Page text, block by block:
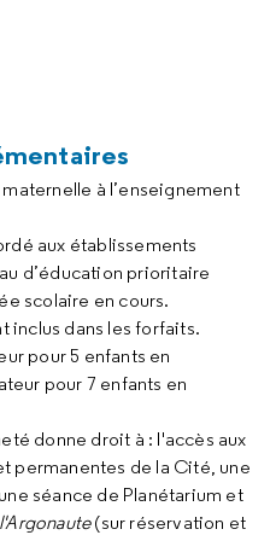
à l’enseignement
aux établissements
d’éducation prioritaire
scolaire en cours.
inclus dans les forfaits.
pour 5 enfants en
pour 7 enfants en
donne droit à : l'accès aux
permanentes de la Cité, une
séance de Planétarium et
l'Argonaute(sur réservation et